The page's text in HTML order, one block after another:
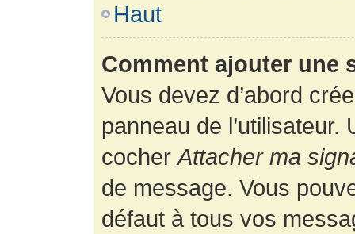
Haut
Comment ajouter une
Vous devez d’abord
panneau de
cocherAttacher ma
de message. Vous
défaut à tous vos